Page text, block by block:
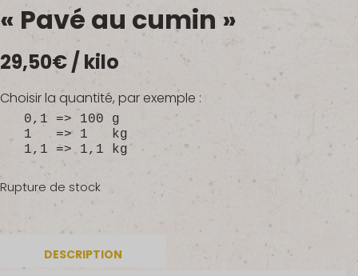
FRUITS BIO AU BUREAU
NOS PRODUCTEURS
NOS MARCHÉS
« Pavé au cumin »
29,50€/ kilo
Choisir la quantité, par exemple :
0,1 => 100 g
1 => 1 kg
1,1 => 1,1 kg
Rupture de stock
DESCRIPTION